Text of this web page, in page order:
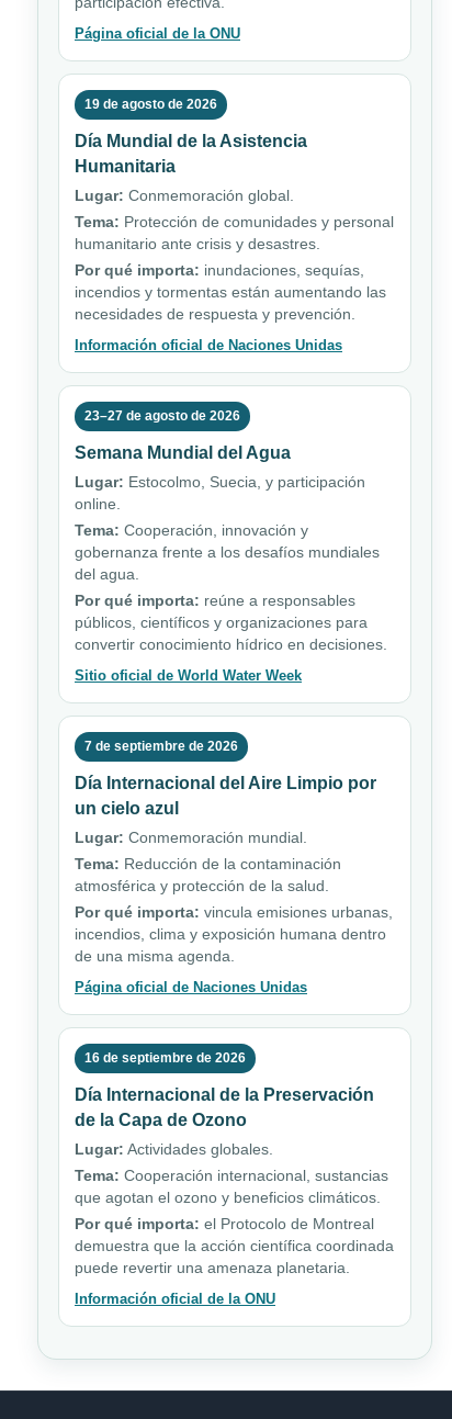
Página oficial de la ONU
19 de agosto de 2026
Día Mundial de la Asistencia
Humanitaria
Lugar: Conmemoración global.
Tema: Protección de comunidades y personal
humanitario ante crisis y desastres.
Por qué importa: inundaciones, sequías,
incendios y tormentas están aumentando las
necesidades de respuesta y prevención.
Información oficial de Naciones Unidas
23–27 de agosto de 2026
Semana Mundial del Agua
Lugar: Estocolmo, Suecia, y participación
online.
Tema: Cooperación, innovación y
gobernanza frente a los desafíos mundiales
del agua.
Por qué importa: reúne a responsables
públicos, científicos y organizaciones para
convertir conocimiento hídrico en decisiones.
Sitio oficial de World Water Week
7 de septiembre de 2026
Día Internacional del Aire Limpio por
un cielo azul
Lugar: Conmemoración mundial.
Tema: Reducción de la contaminación
atmosférica y protección de la salud.
Por qué importa: vincula emisiones urbanas,
incendios, clima y exposición humana dentro
de una misma agenda.
Página oficial de Naciones Unidas
16 de septiembre de 2026
Día Internacional de la Preservación
de la Capa de Ozono
Lugar: Actividades globales.
Tema: Cooperación internacional, sustancias
que agotan el ozono y beneficios climáticos.
Por qué importa: el Protocolo de Montreal
demuestra que la acción científica coordinada
puede revertir una amenaza planetaria.
Información oficial de la ONU